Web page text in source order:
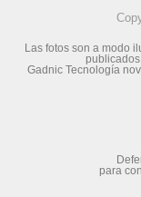
Las fotos son a modo
Gadnic Tecnología
para